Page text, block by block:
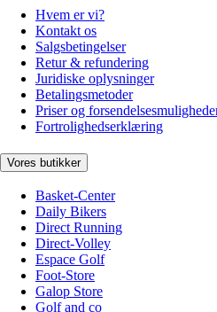
Hvem er vi?
Kontakt os
Salgsbetingelser
Retur & refundering
Juridiske oplysninger
Betalingsmetoder
Priser og
Fortrolighedserklæring
Vores butikker
Basket-Center
Daily Bikers
Direct Running
Direct-Volley
Espace Golf
Foot-Store
Galop Store
Golf and co